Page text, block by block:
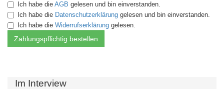
Ich habe die AGB gelesen und bin einverstanden.
Ich habe die Datenschutzerklärung gelesen und bin einverstanden.
Ich habe die Widerrufserklärung gelesen.
Im Interview